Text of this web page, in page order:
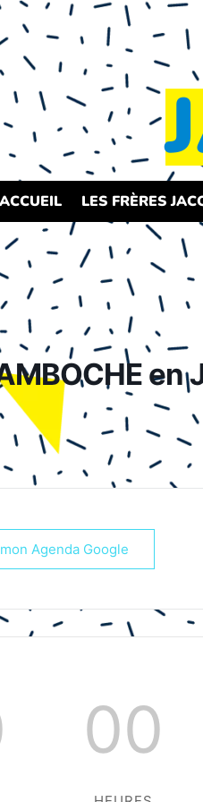
ACCUEIL LES FRÈRES
en
Agenda Google
00